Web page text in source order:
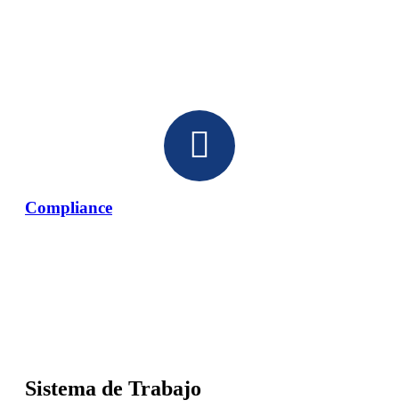
Compliance
Sistema de Trabajo